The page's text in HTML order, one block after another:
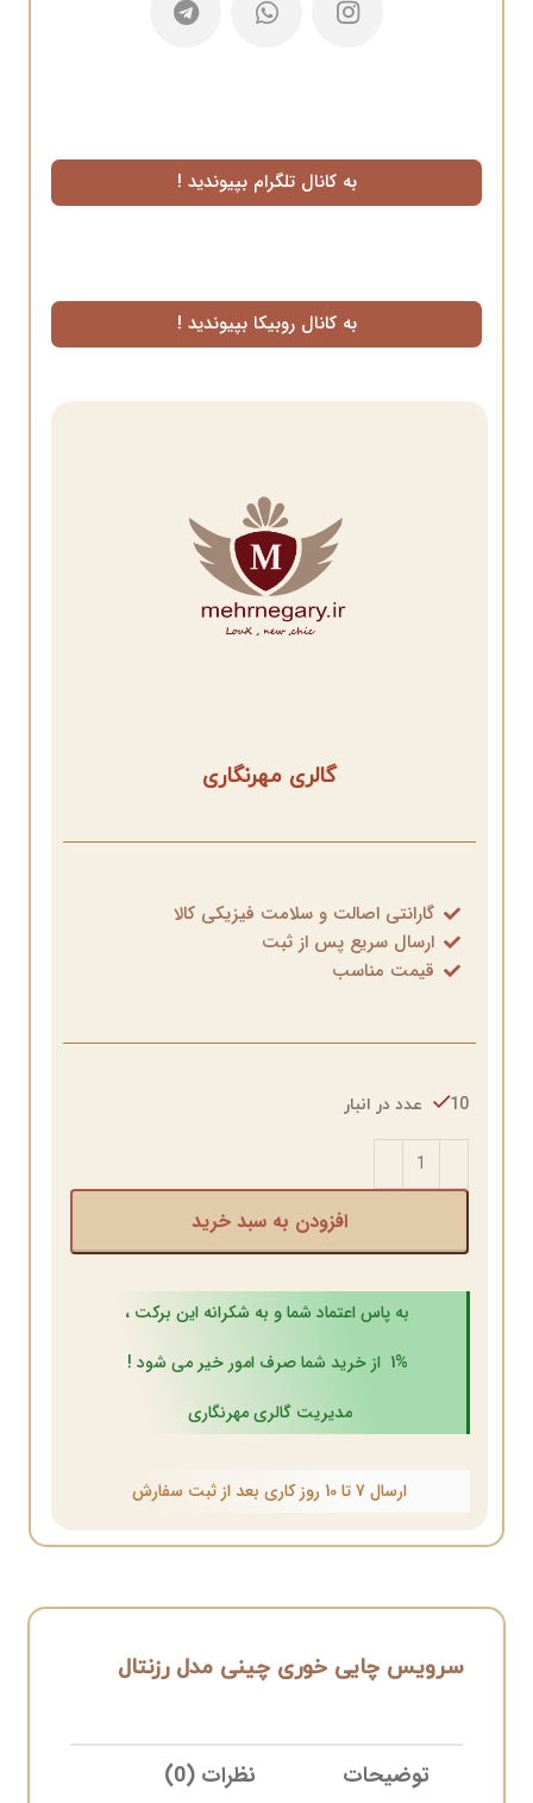
به کانال تلگرام بپیوندید !
به کانال روبیکا بپیوندید !
گالری مهرنگاری
گارانتی اصالت و سلامت فیزیکی کالا
ارسال سریع پس از ثبت
قیمت مناسب
10 عدد در انبار
افزودن به سبد خرید
به پاس اعتماد شما و به شکرانه این برکت ،
1% از خرید شما صرف امور خیر می شود !
مدیریت گالری مهرنگاری
ارسال 7 تا 10 روز کاری بعد از ثبت سفارش
سرویس چایی خوری چینی مدل رزنتال
توضیحات نظرات (0)